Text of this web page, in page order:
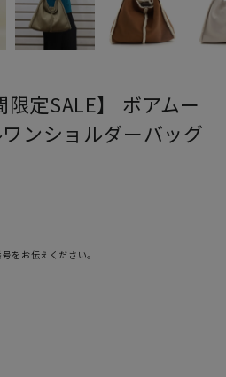
限定SALE】 ボアムー
ンショルダーバッグ
をお伝えください。